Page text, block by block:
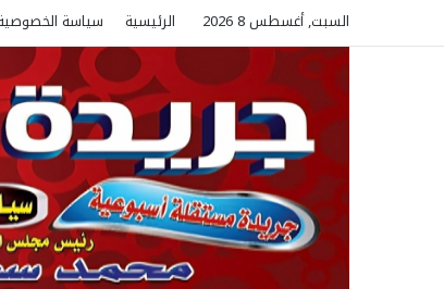
السبت, أغسطس 8 2026 الرئيسية سياسة